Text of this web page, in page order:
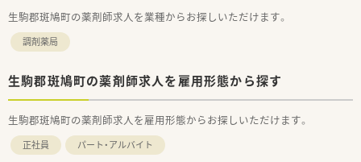
生駒郡斑鳩町の薬剤師求人を業種からお探しいただけます。
調剤薬局
生駒郡斑鳩町の薬剤師求人を雇用形態から探す
生駒郡斑鳩町の薬剤師求人を雇用形態からお探しいただけます。
正社員 パート・アルバイト